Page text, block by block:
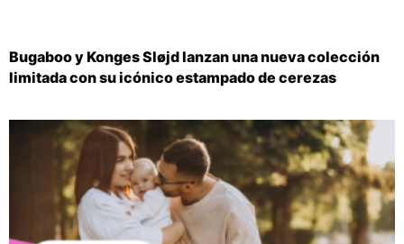
Bugaboo y Konges Sløjd lanzan una nueva colección
limitada con su icónico estampado de cerezas